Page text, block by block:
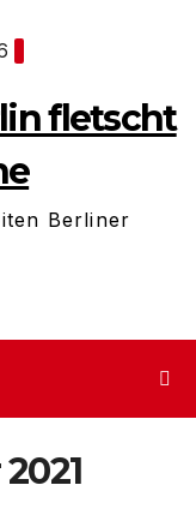
fletscht
Berliner